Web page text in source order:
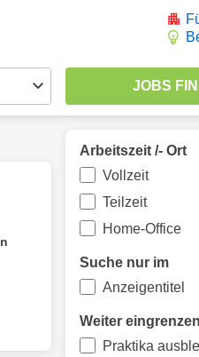
Arbeitszeit /- Ort
Vollzeit
Teilzeit
Home-Office
Suche nur im
Anzeigentitel
Weiter eingrenzen
Praktika